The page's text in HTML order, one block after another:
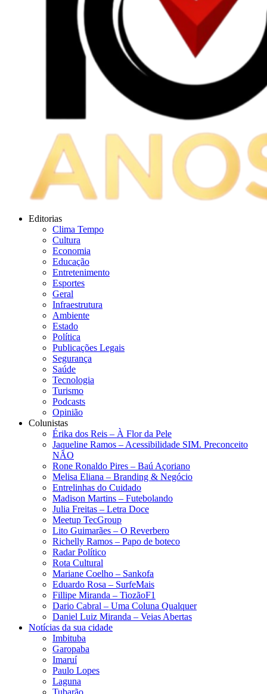
Editorias
Clima Tempo
Cultura
Economia
Educação
Entretenimento
Esportes
Geral
Infraestrutura
Ambiente
Estado
Política
Publicações Legais
Segurança
Saúde
Tecnologia
Turismo
Podcasts
Opinião
Colunistas
Érika dos Reis​ – À Flor da Pele
Jaqueline Ramos – Acessibilidade SIM. Preconceito
NÃO
Rone Ronaldo Pires – Baú Açoriano
Melisa Eliana – Branding & Negócio
Entrelinhas do Cuidado
Madison Martins – Futebolando
Julia Freitas​ – Letra Doce
Meetup TecGroup
Lito Guimarães – O Reverbero
Richelly Ramos​ – Papo de boteco
Radar Político
Rota Cultural
Mariane Coelho – Sankofa
Eduardo Rosa​ – SurfeMais
Fillipe Miranda – TiozãoF1
Dario Cabral – Uma Coluna Qualquer
Daniel Luiz Miranda – Veias Abertas
Notícias da sua cidade
Imbituba
Garopaba
Imaruí
Paulo Lopes
Laguna
Tubarão